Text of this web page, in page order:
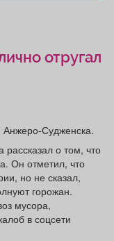
Проекты
Погода
отругал
Анжеро-Судженска.
рассказал о том, что
Он отметил, что
но не сказал,
горожан.
мусора,
в соцсети